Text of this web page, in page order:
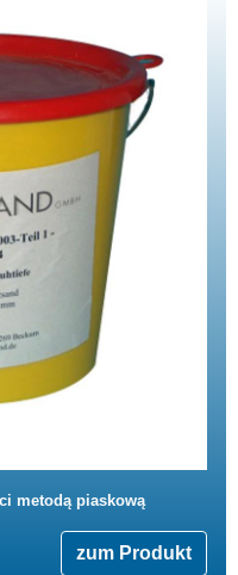
metodą piaskową
zum Produkt